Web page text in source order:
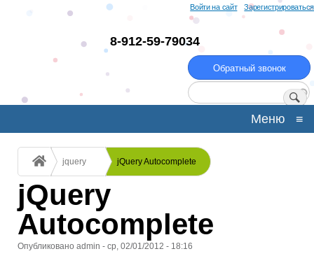
Перейти
основному
содержанию
Зарегистрироваться
Войти на сайт
8-912-59-79034
Обратный звонок
Поиск
Меню ≡
Строка
навигации
jquery jQuery Autocomplete
jQuery
Autocomplete
Опубликовано admin - ср, 02/01/2012 - 18:16